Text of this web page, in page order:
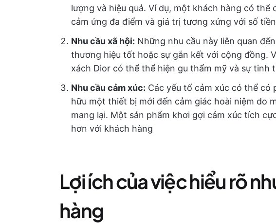
lượng và hiệu quả. Ví dụ, một khách hàng có
cảm ứng đa điểm và giá trị tương xứng với số
Nhu cầu xã hội: Những nhu cầu này liên quan
thương hiệu tốt hoặc sự gắn kết với cộng đồng.
xách Dior có thể thể hiện gu thẩm mỹ và sự tinh
Nhu cầu cảm xúc: Các yếu tố cảm xúc có thể có
hữu một thiết bị mới đến cảm giác hoài niệm do
mang lại. Một sản phẩm khơi gợi cảm xúc tích
hơn với khách hàng
Lợi ích của việc hiểu rõ
hàng